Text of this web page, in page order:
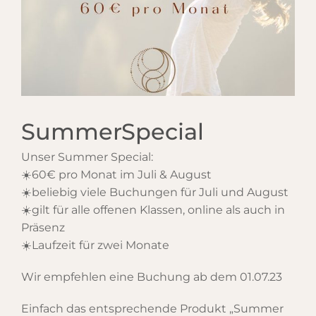
SummerSpecial
Unser Summer Special:
☀️60€ pro Monat im Juli & August
☀️beliebig viele Buchungen für Juli und August
☀️gilt für alle offenen Klassen, online als auch in
Präsenz
☀️Laufzeit für zwei Monate
Wir empfehlen eine Buchung ab dem 01.07.23
Einfach das entsprechende Produkt „Summer